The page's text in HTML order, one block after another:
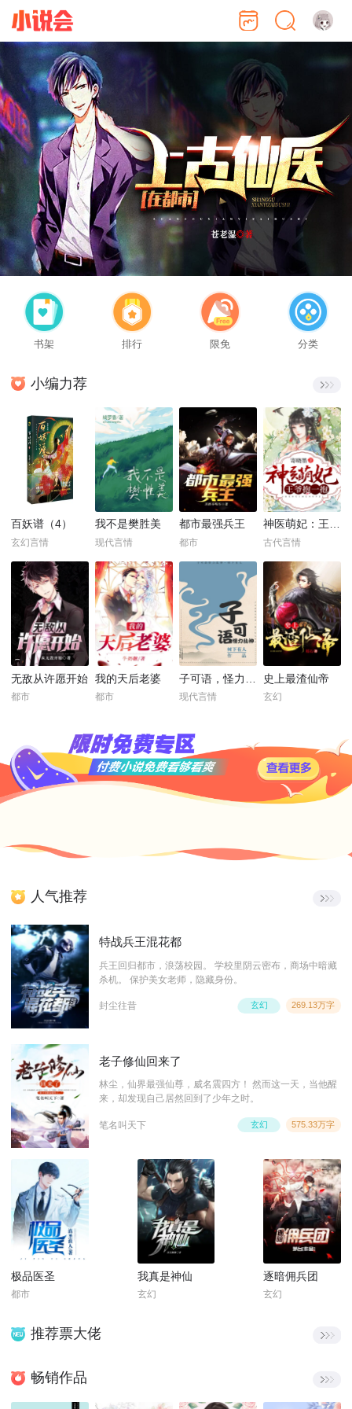
书架 排行 限免 分类
小编力荐
百妖谱（4）
玄幻言情
我不是樊胜美
现代言情
都市最强兵王
都市
神医萌妃：王爷，抱一抱！
古代言情
无敌从许愿开始
都市
我的天后老婆
都市 现代言情
史上最渣仙帝
玄幻
人气推荐
特战兵王混花都
兵王回归都市，浪荡校园。 学校里阴云密布，商场中暗藏
杀机。 保护美女老师，隐藏身份。
封尘往昔 269.13万字
玄幻
老子修仙回来了
林尘，仙界最强仙尊，威名震四方！ 然而这一天，当他醒
来，却发现自己居然回到了少年之时。
笔名叫天下 575.33万字
玄幻
极品医圣
都市
我真是神仙
玄幻
逐暗佣兵团
玄幻
推荐票大佬
畅销作品